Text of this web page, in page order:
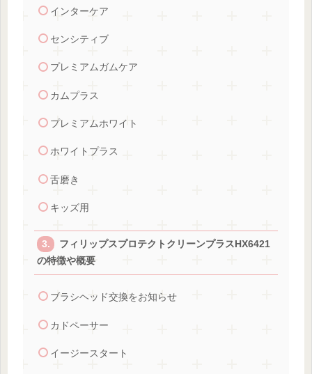
インターケア
センシティブ
プレミアムガムケア
カムプラス
プレミアムホワイト
ホワイトプラス
舌磨き
キッズ用
フィリップスプロテクトクリーンプラスHX6421
の特徴や概要
ブラシヘッド交換をお知らせ
カドペーサー
イージースタート